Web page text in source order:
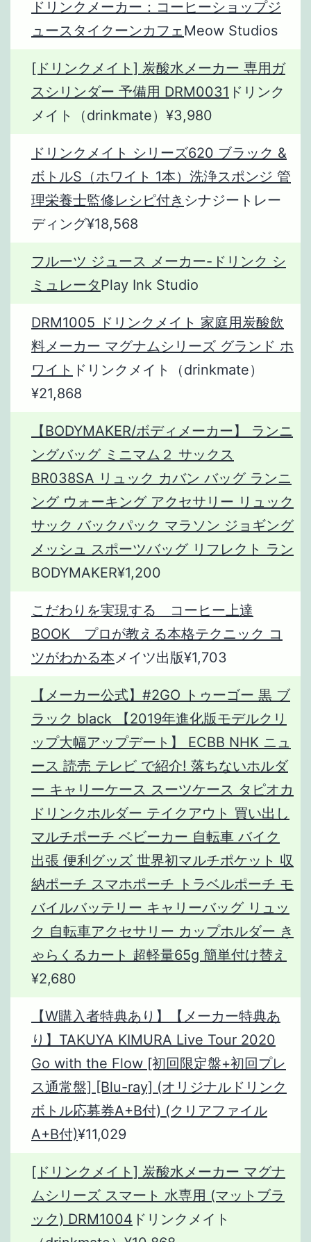
ドリンクメーカー：コーヒーショップジ
ュースタイクーンカフェ Meow Studios
[ドリンクメイト] 炭酸水メーカー 専用ガ
スシリンダー 予備用 DRM0031 ドリンク
メイト（drinkmate）¥3,980
ドリンクメイト シリーズ620 ブラック &
ボトルS（ホワイト 1本）洗浄スポンジ 管
理栄養士監修レシピ付き シナジートレー
ディング¥18,568
フルーツ ジュース メーカー-ドリンク シ
ミュレータPlay Ink Studio
DRM1005 ドリンクメイト 家庭用炭酸飲
料メーカー マグナムシリーズ グランド ホ
ワイト ドリンクメイト（drinkmate）
¥21,868
【BODYMAKER/ボディメーカー】 ランニ
ングバッグ ミニマム２ サックス
BR038SA リュック カバン バッグ ランニ
ング ウォーキング アクセサリー リュック
サック バックパック マラソン ジョギング
メッシュ スポーツバッグ リフレクト ラン
BODYMAKER¥1,200
こだわりを実現する コーヒー上達
BOOK プロが教える本格テクニック コ
ツがわかる本 メイツ出版¥1,703
【メーカー公式】#2GO トゥーゴー 黒 ブ
ラック black 【2019年進化版モデルクリ
ップ大幅アップデート】 ECBB NHK ニュ
ース 読売 テレビ で紹介! 落ちないホルダ
ー キャリーケース スーツケース タピオカ
ドリンクホルダー テイクアウト 買い出し
マルチポーチ ベビーカー 自転車 バイク
出張 便利グッズ 世界初マルチポケット 収
納ポーチ スマホポーチ トラベルポーチ モ
バイルバッテリー キャリーバッグ リュッ
ク 自転車アクセサリー カップホルダー き
ゃらくるカート 超軽量65g 簡単付け替え
¥2,680
【W購入者特典あり】【メーカー特典あ
り】TAKUYA KIMURA Live Tour 2020
Go with the Flow [初回限定盤+初回プレ
ス通常盤] [Blu-ray] (オリジナルドリンク
ボトル応募券A+B付) (クリアファイル
A+B付)¥11,029
[ドリンクメイト] 炭酸水メーカー マグナ
ムシリーズ スマート 水専用 (マットブラ
ック) DRM1004 ドリンクメイト